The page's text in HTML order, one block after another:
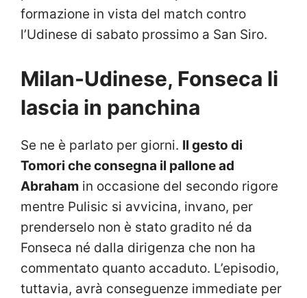
formazione in vista del match contro
l’Udinese di sabato prossimo a San Siro.
Milan-Udinese, Fonseca li
lascia in panchina
Se ne è parlato per giorni. Il gesto di
Tomori che consegna il pallone ad
Abraham in occasione del secondo rigore
mentre Pulisic si avvicina, invano, per
prenderselo non è stato gradito né da
Fonseca né dalla dirigenza che non ha
commentato quanto accaduto. L’episodio,
tuttavia, avrà conseguenze immediate per